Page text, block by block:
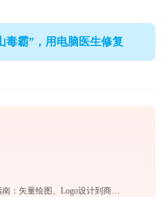
毒霸”，用电脑医生修复
Adobe Illustrator完全入门指南：矢量绘图、Logo设计到商业插画的必备工具详解